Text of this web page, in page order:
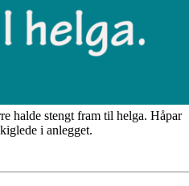
halde stengt fram til helga. Håpar
i anlegget.